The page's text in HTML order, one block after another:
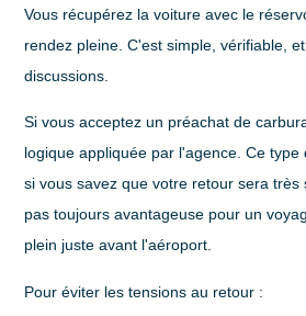
Vous récupérez la voiture avec le
rendez pleine. C'est simple, vérifiable,
discussions.
Si vous acceptez un préachat de
logique appliquée par l'agence. Ce
si vous savez que votre retour sera très
pas toujours avantageuse pour un
plein juste avant l'aéroport.
Pour éviter les tensions au retour :